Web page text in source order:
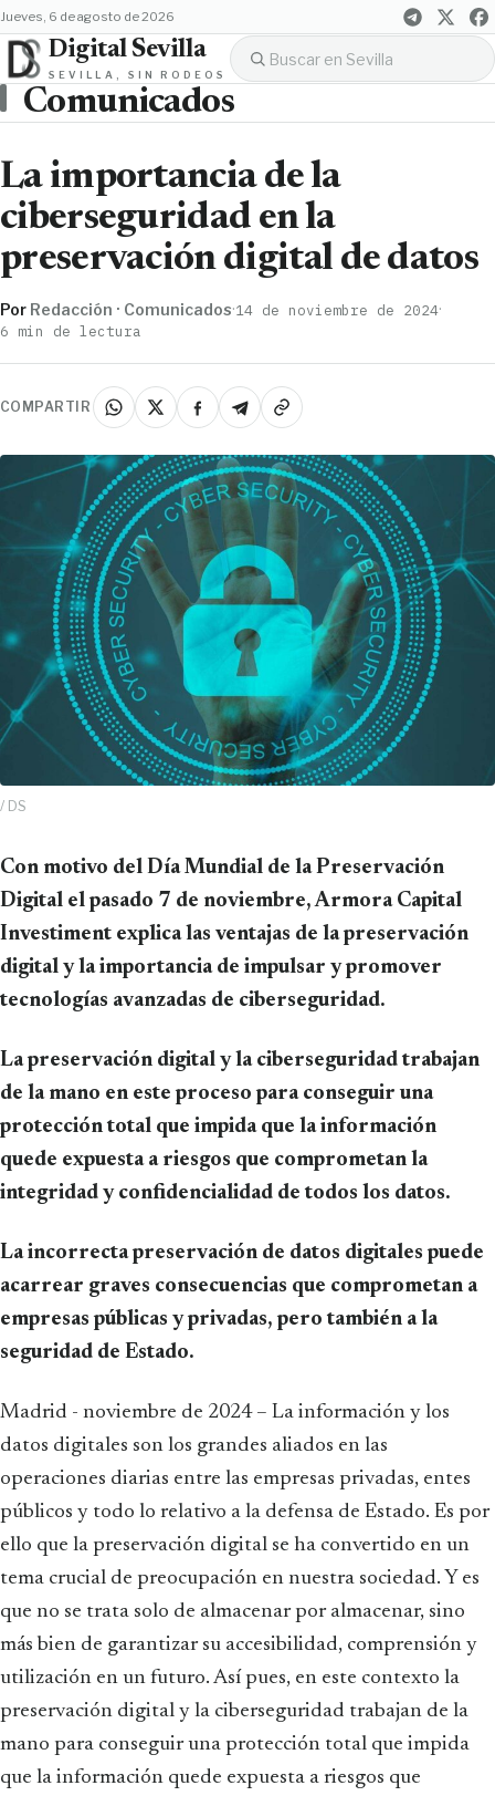
jueves, 6 de agosto de 2026
Digital Sevilla
SEVILLA, SIN RODEOS
Comunicados
La importancia de la
ciberseguridad en la
preservación digital de datos
Por Redacción · Comunicados·14 de noviembre de 2024·
6 min de lectura
COMPARTIR
/ DS
Con motivo del Día Mundial de la Preservación
Digital el pasado 7 de noviembre, Armora Capital
Investiment explica las ventajas de la preservación
digital y la importancia de impulsar y promover
tecnologías avanzadas de ciberseguridad.
La preservación digital y la ciberseguridad trabajan
de la mano en este proceso para conseguir una
protección total que impida que la información
quede expuesta a riesgos que comprometan la
integridad y confidencialidad de todos los datos.
La incorrecta preservación de datos digitales puede
acarrear graves consecuencias que comprometan a
empresas públicas y privadas, pero también a la
seguridad de Estado.
Madrid - noviembre de 2024 – La información y los
datos digitales son los grandes aliados en las
operaciones diarias entre las empresas privadas, entes
públicos y todo lo relativo a la defensa de Estado. Es por
ello que la preservación digital se ha convertido en un
tema crucial de preocupación en nuestra sociedad. Y es
que no se trata solo de almacenar por almacenar, sino
más bien de garantizar su accesibilidad, comprensión y
utilización en un futuro. Así pues, en este contexto la
preservación digital y la ciberseguridad trabajan de la
mano para conseguir una protección total que impida
que la información quede expuesta a riesgos que